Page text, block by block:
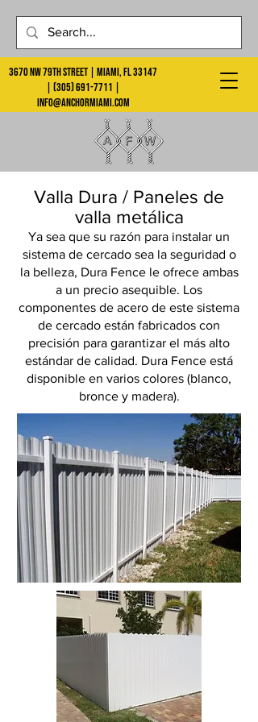
3670 NW 79th Street | Miami, FL 33147
(305) 691-7711
info@anchormiami.com
Valla Dura / Paneles de
valla metálica
Ya sea que su razón para instalar un
sistema de cercado sea la seguridad o
la belleza, Dura Fence le ofrece ambas
a un precio asequible. Los
componentes de acero de este sistema
de cercado están fabricados con
precisión para garantizar el más alto
estándar de calidad. Dura Fence está
disponible en varios colores (blanco,
bronce y madera).